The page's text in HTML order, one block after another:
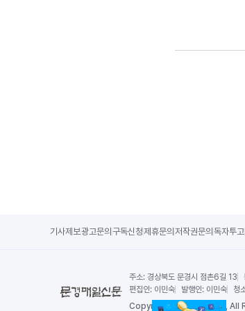
기사제보광고문의 구독신청제휴문의 저작권문의 독자투고
주소: 경상북도 문경시 점촌6길 13
편집인: 이민숙 발행인: 이민숙 청
Copyright by 문경매일신문, All